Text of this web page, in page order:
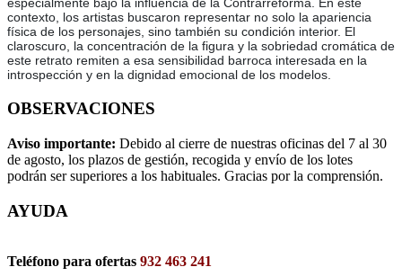
especialmente bajo la influencia de la Contrarreforma. En este
contexto, los artistas buscaron representar no solo la apariencia
física de los personajes, sino también su condición interior. El
claroscuro, la concentración de la figura y la sobriedad cromática de
este retrato remiten a esa sensibilidad barroca interesada en la
introspección y en la dignidad emocional de los modelos.
OBSERVACIONES
Aviso importante: Debido al cierre de nuestras oficinas del 7 al 30
de agosto, los plazos de gestión, recogida y envío de los lotes
podrán ser superiores a los habituales. Gracias por la comprensión.
AYUDA
Teléfono para ofertas 932 463 241